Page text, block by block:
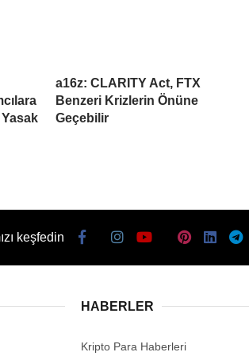
Yasak
a16z: CLARITY Act, FTX
Benzeri Krizlerin Önüne
Geçebilir
keşfedin
HABERLER
Kripto Para Haberleri